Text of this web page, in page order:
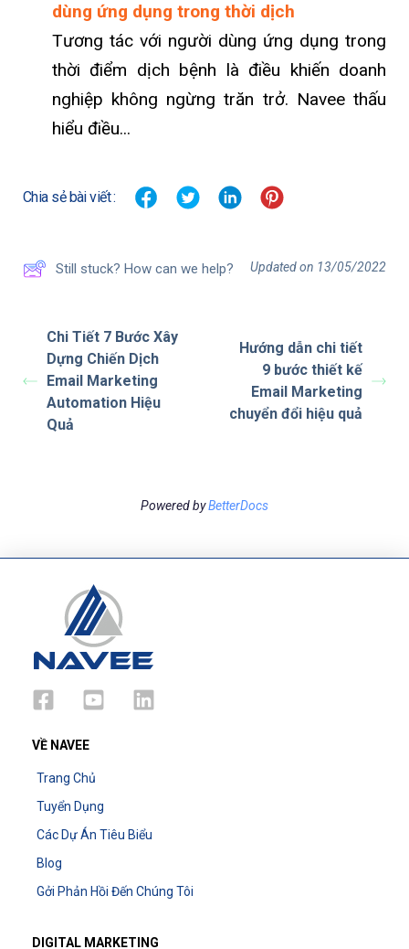
dùng ứng dụng trong thời dịch
Tương tác với người dùng ứng dụng trong
thời điểm dịch bệnh là điều khiến doanh
nghiệp không ngừng trăn trở. Navee thấu
hiểu điều...
Chia sẻ bài viết :
Still stuck? How can we help? Updated on 13/05/2022
Chi Tiết 7 Bước Xây
Dựng Chiến Dịch
Email Marketing
Automation Hiệu
Quả
Hướng dẫn chi tiết
9 bước thiết kế
Email Marketing
chuyển đổi hiệu quả
Powered byBetterDocs
VỀ NAVEE
Trang Chủ
Tuyển Dụng
Các Dự Án Tiêu Biểu
Blog
Gởi Phản Hồi Đến Chúng Tôi
DIGITAL MARKETING